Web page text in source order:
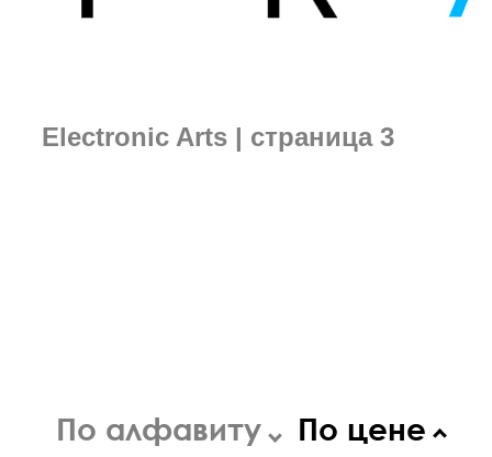
Electronic Arts | страница 3
По алфавиту По цене